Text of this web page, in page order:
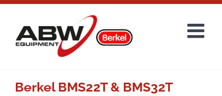
Berkel BMS22T & BMS32T